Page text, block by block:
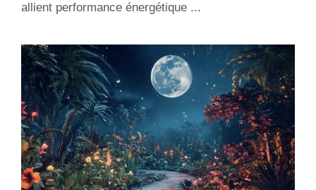
allient performance énergétique ...